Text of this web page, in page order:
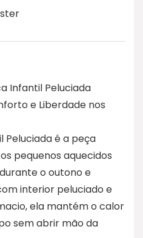
Infantil Peluciada
e Liberdade nos
Peluciada é a peça
pequenos aquecidos
o outono e
interior peluciado e
ela mantém o calor
sem abrir mão da